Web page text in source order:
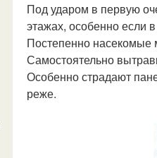
Под ударом в первую
этажах, особенно если
Постепенно насекомые
Самостоятельно
Особенно страдают
реже.